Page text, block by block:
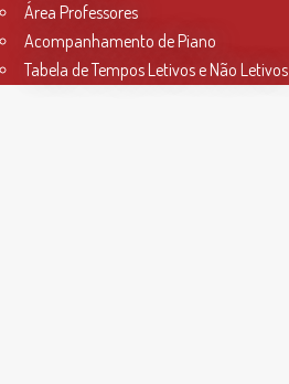
4ª feira
das 9h às 13h
Área Professores
Acompanhamento de Piano
Tabela de Tempos Letivos e Não Letivos